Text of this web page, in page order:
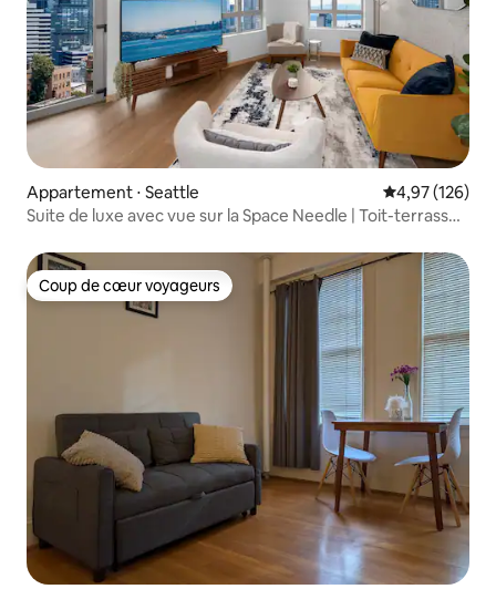
Appartement ⋅ Seattle Évaluation
4,97 (126)
Suite de luxe avec vue sur la Space Needle | Toit-terrasse |
Coup de cœur voyageurs
Coup de cœur voyageurs